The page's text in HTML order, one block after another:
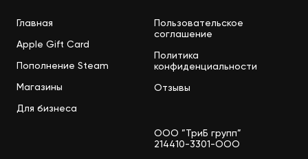
Главная
Apple Gift Card
Пополнение Steam
Магазины
Для бизнеса
Пользовательское
соглашение
Политика
конфиденциальности
Отзывы
ООО ”ТриБ групп”
214410-3301-ООО